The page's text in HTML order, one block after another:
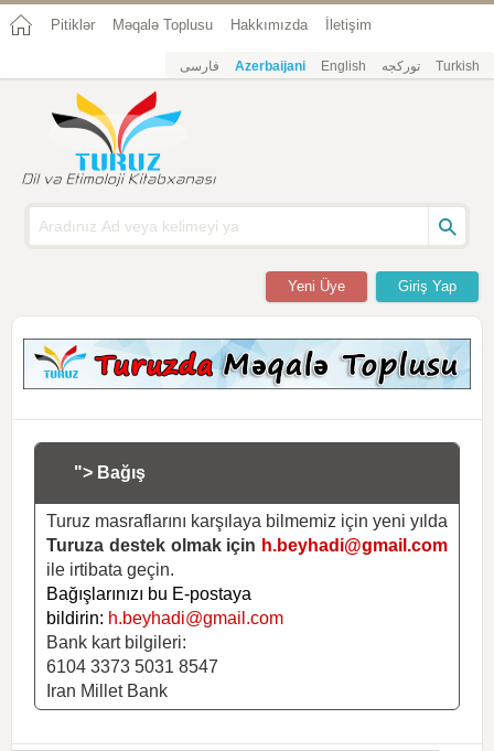
Pitiklər Məqalə Toplusu Hakkımızda İletişim
فارسی Azerbaijani English تورکجه Turkish
Giriş Yap
Yeni Üye
"> Bağış
Turuz masraflarını karşılaya bilmemiz için yeni yılda
Turuza destek olmak için h.beyhadi@gmail.com
ile irtibata geçin.
Bağışlarınızı bu E-postaya
bildirin: h.beyhadi@gmail.com
Bank kart bilgileri:
6104 3373 5031 8547
Iran Millet Bank